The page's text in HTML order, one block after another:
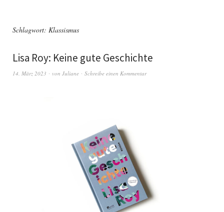
Schlagwort: Klassismus
Lisa Roy: Keine gute Geschichte
14. März 2023 von Juliane Schreibe einen Kommentar